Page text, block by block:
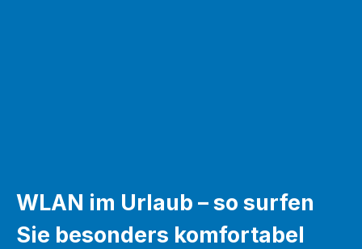
WLAN im Urlaub – so surfen
Sie besonders komfortabel